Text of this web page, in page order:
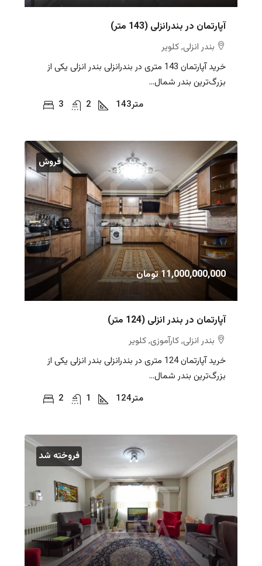
آپارتمان در بندرانزلی (143 متر)
بندر انزلی, کلویر
خرید آپارتمان 143 متری در بندرانزلی بندر انزلی یکی از
بزرگ‌ترین بندر شمال...
3
2 143متر
فروش
11,000,000,000 تومان
آپارتمان در بندر انزلی (124 متر)
بندر انزلی, کارآموزی, کلویر
خرید آپارتمان 124 متری در بندرانزلی بندر انزلی یکی از
بزرگ‌ترین بندر شمال...
2
1 124متر
فروخته شد